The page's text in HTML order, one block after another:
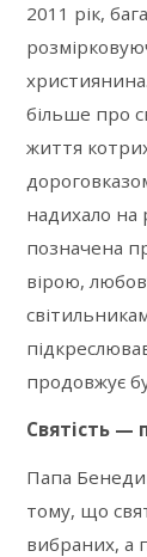
2011 рік,
більше про
життя
надихало на
позначена
вірою,
продовжує
Святість —
Папа
тому, що
вибраних, а